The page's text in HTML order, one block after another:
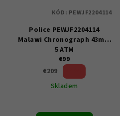
Police PEWJF2204114
Malawi Chronograph 43mm
5 ATM
€99
€209
Skladem
KÓD: PEWJF2204114